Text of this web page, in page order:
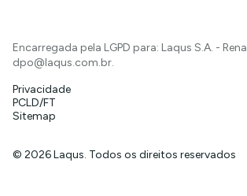
Encarregada pela LGPD para: Laqus S.A. -
dpo@laqus.com.br.
Privacidade
PCLD/FT
Sitemap
© 2026Laqus. Todos os direitos reservados